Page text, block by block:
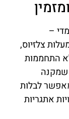
–
נעימות שנעות בין 15 ל-25 מעלות צלזיוס,
התחממות
שמקנה
לבלות
אתגריות